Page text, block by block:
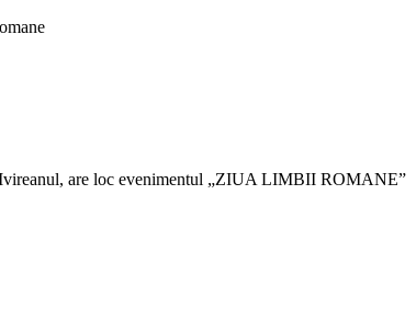
are loc evenimentul „ZIUA LIMBII ROMANE”